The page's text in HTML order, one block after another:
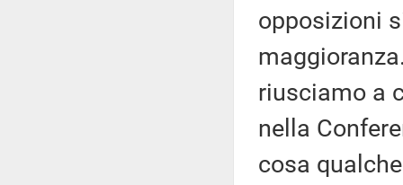
opposizioni
riusciamo a
nella
cosa